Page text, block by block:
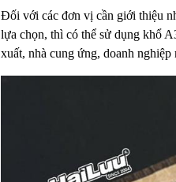
Đối với các đơn vị cần giới thiệu
lựa chọn, thì có thể sử dụng khổ
xuất, nhà cung ứng, doanh